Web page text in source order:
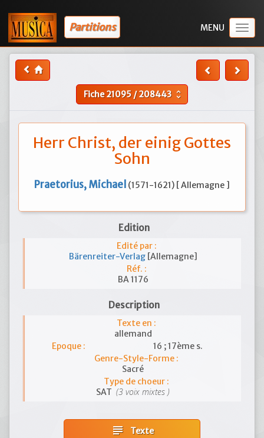
Partitions
Fiche21095 /208443 unfold_more
Herr Christ, der einig Gottes
Sohn
Praetorius, Michael (1571-1621) [ Allemagne ]
Edition
Edité par :
Bärenreiter-Verlag [Allemagne]
Réf. :
BA 1176
Description
Texte en :
allemand
Epoque :
16 ; 17ème s.
Genre-Style-Forme :
Sacré
Type de choeur :
SAT (3 voix mixtes )
subject Texte